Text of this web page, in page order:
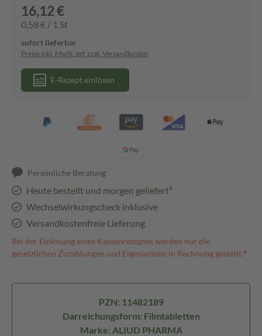
16,12 €
0,58 € / 1 St
sofort lieferbar
Preise inkl. MwSt. ggf. zzgl. Versandkosten
E-Rezept einlösen
Persönliche Beratung
Heute bestellt und morgen geliefert³
Wechselwirkungscheck inklusive
Versandkostenfreie Lieferung
Bei der Einlösung eines Kassenrezeptes werden nur die
gesetzlichen Zuzahlungen und Eigenanteile in Rechnung gestellt.⁴
PZN: 11482189
Darreichungsform: Filmtabletten
Marke: ALIUD PHARMA